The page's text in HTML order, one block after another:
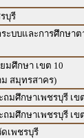
บุรี
ะบบและการศึกษาต
มศึกษา เขต 10
ม สมุทรสาคร)
มศึกษาเพชรบุรี เข
มศึกษาเพชรบุรี เข
เพชรบุรี